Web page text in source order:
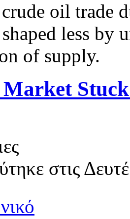
oil trade
less by
of supply.
στις